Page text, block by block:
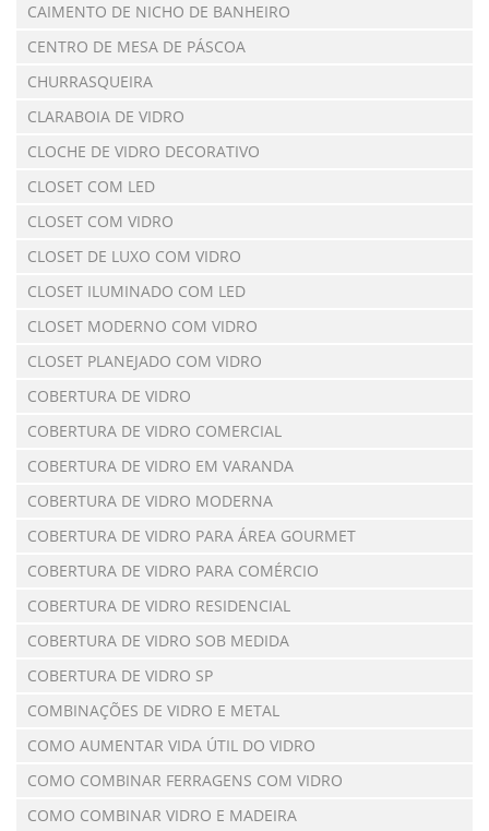
CAIMENTO DE NICHO DE BANHEIRO
CENTRO DE MESA DE PÁSCOA
CHURRASQUEIRA
CLARABOIA DE VIDRO
CLOCHE DE VIDRO DECORATIVO
CLOSET COM LED
CLOSET COM VIDRO
CLOSET DE LUXO COM VIDRO
CLOSET ILUMINADO COM LED
CLOSET MODERNO COM VIDRO
CLOSET PLANEJADO COM VIDRO
COBERTURA DE VIDRO
COBERTURA DE VIDRO COMERCIAL
COBERTURA DE VIDRO EM VARANDA
COBERTURA DE VIDRO MODERNA
COBERTURA DE VIDRO PARA ÁREA GOURMET
COBERTURA DE VIDRO PARA COMÉRCIO
COBERTURA DE VIDRO RESIDENCIAL
COBERTURA DE VIDRO SOB MEDIDA
COBERTURA DE VIDRO SP
COMBINAÇÕES DE VIDRO E METAL
COMO AUMENTAR VIDA ÚTIL DO VIDRO
COMO COMBINAR FERRAGENS COM VIDRO
COMO COMBINAR VIDRO E MADEIRA